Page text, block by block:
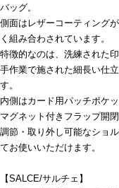
バッグ。
側面はレザーコーティング
く組み合わされています。
特徴的なのは、洗練された
手作業で施された細長い仕
す。
内側はカード用パッチポケ
マグネット付きフラップ開
調節・取り外し可能なショ
てお使いいただけます。
【SALCE/サルチェ】